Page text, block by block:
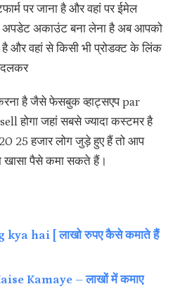
पर जाना है और वहां पर ईमेल
अपडेट अकाउंट बना लेना है अब आपको
और वहां से किसी भी प्रोडक्ट के लिंक
है जैसे फेसबुक व्हाट्सएप par
होगा जहां सबसे ज्यादा कस्टमर है
25 हजार लोग जुड़े हुए हैं तो आप
खासा पैसे कमा सकते हैं।
hai [ लाखो रुपए कैसे कमाते हैं
Kamaye – लाखों में कमाए